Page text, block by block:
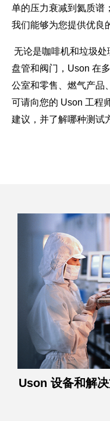
单的压力衰减到氦质谱
我们能够为您提供优良
无论是咖啡机和垃圾
盘管和阀门，Uson 在
公室和零售、燃气产品
可请向您的 Uson 工程
建议，并了解哪种测试
Uson 设备和解